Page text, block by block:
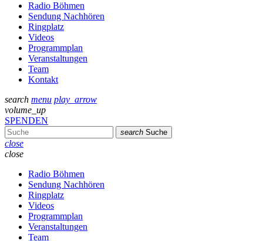
Radio Böhmen
Sendung Nachhören
Ringplatz
Videos
Programmplan
Veranstaltungen
Team
Kontakt
search menu play_arrow
volume_up
SPENDEN
search Suche
close
close
Radio Böhmen
Sendung Nachhören
Ringplatz
Videos
Programmplan
Veranstaltungen
Team